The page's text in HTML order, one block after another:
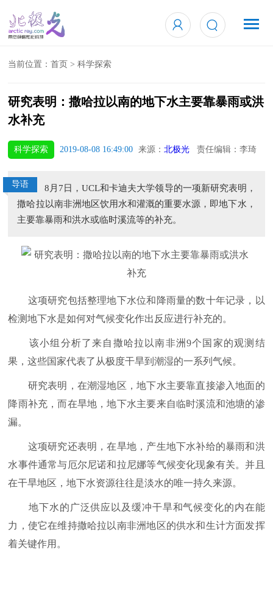
当前位置：首页 >科学探索
研究表明：撒哈拉以南的地下水主要靠暴雨或洪
水补充
科学探索 2019-08-08 16:49:00 来源：北极光 责任编辑：李琦
导语
8月7日，UCL和卡迪夫大学领导的一项新研究表明，
撒哈拉以南非洲地区饮用水和灌溉的重要水源，即地下水，
主要靠暴雨和洪水或临时溪流等的补充。
这项研究包括整理地下水位和降雨量的数十年记录，以
检测地下水是如何对气候变化作出反应进行补充的。
该小组分析了来自撒哈拉以南非洲9个国家的观测结
果，这些国家代表了从极度干旱到潮湿的一系列气候。
研究表明，在潮湿地区，地下水主要靠直接渗入地面的
降雨补充，而在旱地，地下水主要来自临时溪流和池塘的渗
漏。
这项研究还表明，在旱地，产生地下水补给的暴雨和洪
水事件通常与厄尔尼诺和拉尼娜等气候变化现象有关。并且
在干旱地区，地下水资源往往是淡水的唯一持久来源。
地下水的广泛供应以及缓冲干旱和气候变化的内在能
力，使它在维持撒哈拉以南非洲地区的供水和生计方面发挥
着关键作用。